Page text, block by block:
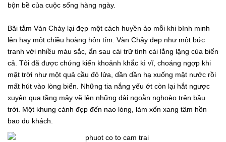
bộn bề của cuộc sống hàng ngày.
Bãi tắm Vàn Chảy lại đẹp một cách huyền ảo mỗi khi bình minh
lên hay một chiều hoàng hôn tím. Vàn Chảy đẹp như một bức
tranh với nhiều màu sắc, ẩn sau cái trữ tình cái lằng lặng của biển
cả. Tôi đã được chứng kiến khoảnh khắc kì vĩ, choáng ngợp khi
mặt trời như một quả cầu đỏ lửa, dần dần hạ xuống mặt nước rồi
mất hút vào lòng biển. Những tia nắng yếu ớt còn lại hắt ngược
xuyên qua tầng mây vẽ lên những dải ngoằn nghoèo trên bầu
trời. Một khung cảnh đẹp đến nao lòng, làm xốn xang tâm hồn
bao du khách.